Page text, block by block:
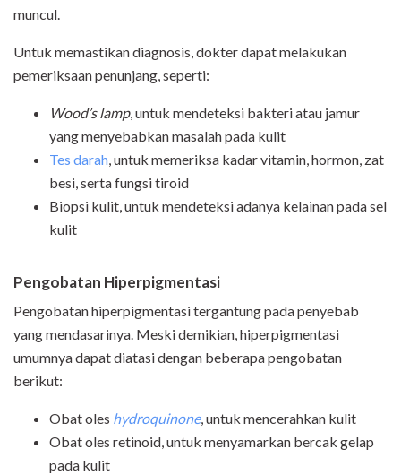
muncul.
Untuk memastikan diagnosis, dokter dapat melakukan
pemeriksaan penunjang, seperti:
Wood’s lamp, untuk mendeteksi bakteri atau jamur
yang menyebabkan masalah pada kulit
Tes darah, untuk memeriksa kadar vitamin, hormon, zat
besi, serta fungsi tiroid
Biopsi kulit, untuk mendeteksi adanya kelainan pada sel
kulit
Pengobatan Hiperpigmentasi
Pengobatan hiperpigmentasi tergantung pada penyebab
yang mendasarinya. Meski demikian, hiperpigmentasi
umumnya dapat diatasi dengan beberapa pengobatan
berikut:
Obat oles hydroquinone, untuk mencerahkan kulit
Obat oles retinoid, untuk menyamarkan bercak gelap
pada kulit